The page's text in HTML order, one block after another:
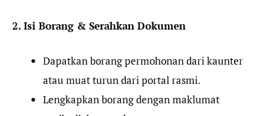
2. Isi Borang & Serahkan Dokumen
Dapatkan borang permohonan dari kaunter
atau muat turun dari portal rasmi.
Lengkapkan borang dengan maklumat